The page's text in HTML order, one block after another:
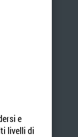
e
livelli di